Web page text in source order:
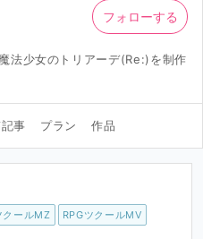
少女のトリアーデ(Re:)を制作
フォローする
事 プラン 作品
クールMZ RPGツクールMV